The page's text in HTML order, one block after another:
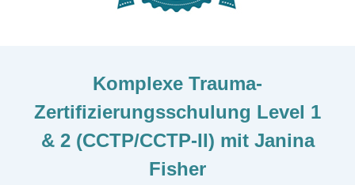
Komplexe Trauma-
Zertifizierungsschulung Level 1
& 2 (CCTP/CCTP-II) mit Janina
Fisher